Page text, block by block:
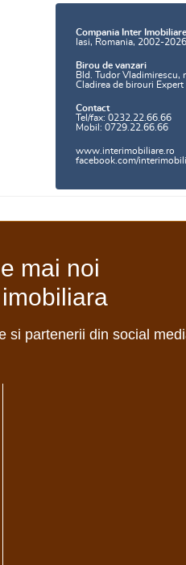
Compania Inter
Iasi, Romania, 2002-2026
Birou de vanzari
Bld. Tudor Vladimirescu,
Cladirea de birouri
Contact
Tel/fax: 0232.22.66.66
Mobil: 0729.22.66.66
www.interimobiliare.ro
facebook.com/
mai noi
si partenerii din social